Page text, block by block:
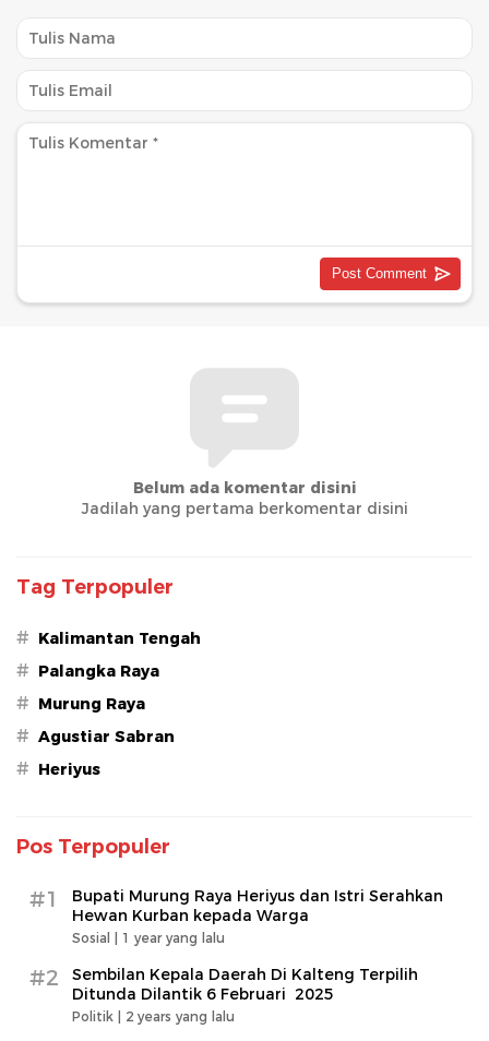
Belum ada komentar disini
Jadilah yang pertama berkomentar disini
Tag Terpopuler
# Kalimantan Tengah
# Palangka Raya
# Murung Raya
# Agustiar Sabran
# Heriyus
Pos Terpopuler
#1
Bupati Murung Raya Heriyus dan Istri Serahkan
Hewan Kurban kepada Warga
Sosial | 1 year yang lalu
#2
Sembilan Kepala Daerah Di Kalteng Terpilih
Ditunda Dilantik 6 Februari 2025
Politik | 2 years yang lalu